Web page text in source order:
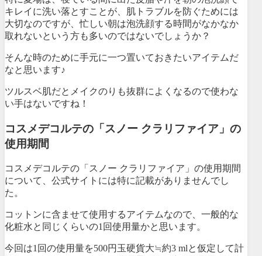
キレイに洗い落とすことが、肌トラブルを防ぐためには
大切なのですが、忙しい朝は泡洗顔する時間がなかなか
取れないという方も多いのではないでしょうか？
そんな時のために手元に一つ置いておきたいアイテムだ
なと思います♪
ツルスベ肌だとメイクのりも抜群によくなるので使わな
い手はないですね！
コスメデコルテの「スノー クラリファイア」の
使用期間
コスメデコルテの「スノー クラリファイア」の使用期間
について、公式サイトには特に記載がありませんでし
た。
コットンに含ませて使用するアイテムなので、一般的な
化粧水と同じくらいの1回使用量かと思います。
今回は1回の使用量を500円玉硬貨大≒約3 mlと仮定して計